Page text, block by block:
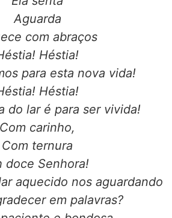
Aguarda
com abraços
Héstia!
para esta nova vida!
Héstia!
do lar é para ser vivida!
Com carinho,
Com ternura
doce Senhora!
aquecido nos aguardando
em palavras?